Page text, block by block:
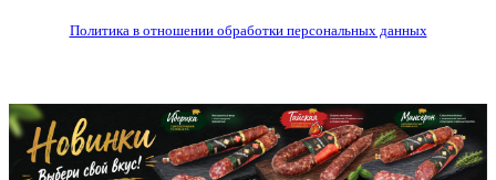
Политика в отношении обработки персональных данных